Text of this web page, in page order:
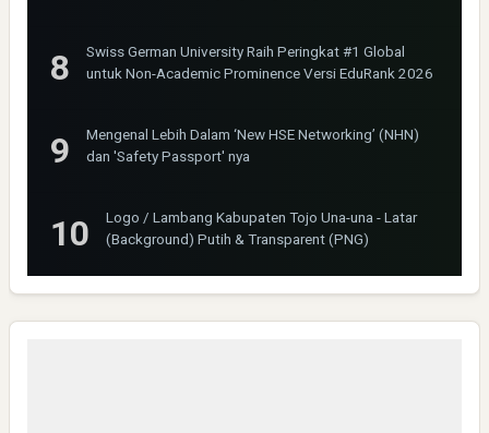
Swiss German University Raih Peringkat #1 Global
untuk Non-Academic Prominence Versi EduRank 2026
Mengenal Lebih Dalam ‘New HSE Networking’ (NHN)
dan 'Safety Passport' nya
Logo / Lambang Kabupaten Tojo Una-una - Latar
(Background) Putih & Transparent (PNG)